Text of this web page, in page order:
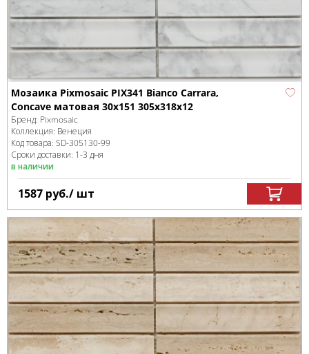
Мозаика Pixmosaic PIX341 Bianco Carrara,
Concave матовая 30х151 305х318х12
Бренд: Pixmosaic
Коллекция: Венеция
Код товара: SD-305130-99
Сроки доставки: 1-3 дня
в наличии
1587 руб./ шт